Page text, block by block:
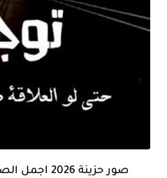
صور حزينة 2026 اجمل الصور الحزينة مع العبارات